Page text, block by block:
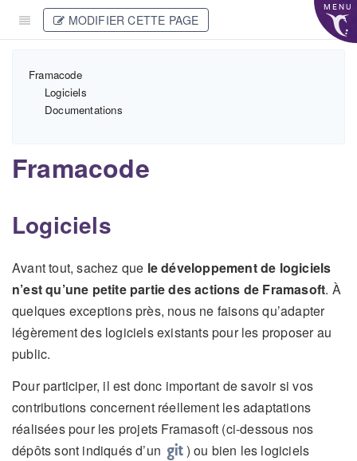
MENU
MODIFIER CETTE PAGE
Framacode
Logiciels
Documentations
Framacode
Logiciels
Avant tout, sachez que le développement de logiciels
n’est qu’une petite partie des actions de Framasoft. À
quelques exceptions près, nous ne faisons qu’adapter
légèrement des logiciels existants pour les proposer au
public.
Pour participer, il est donc important de savoir si vos
contributions concernent réellement les adaptations
réalisées pour les projets Framasoft (ci-dessous nos
dépôts sont indiqués d’un
g) ou bien les logiciels